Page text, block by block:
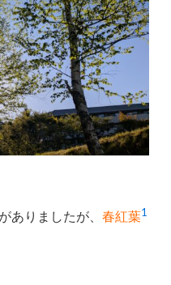
ありましたが、春紅葉1